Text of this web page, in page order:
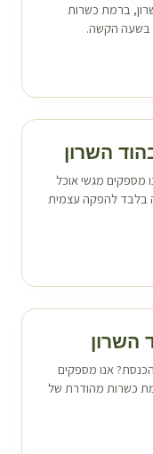
, ברמת כשרות
בשעה הקשה.
הוד השרון
מספקים מגשי אוכל
וכשר למהדרין ב-₪58 למנה בלבד להפקה עצמית
השרון
אנו מספקים
ושופע ב-₪58 למנה. רמת כשרות מהודרת של